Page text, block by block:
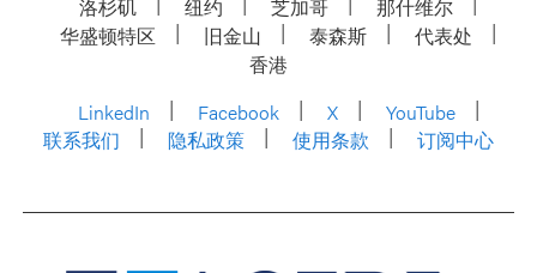
洛杉矶 纽约 芝加哥
那什维尔
华盛顿特区
旧金山 泰森斯
代表处
香港
LinkedIn
Facebook X
YouTube
联系我们
隐私政策 使用条款 订阅中心